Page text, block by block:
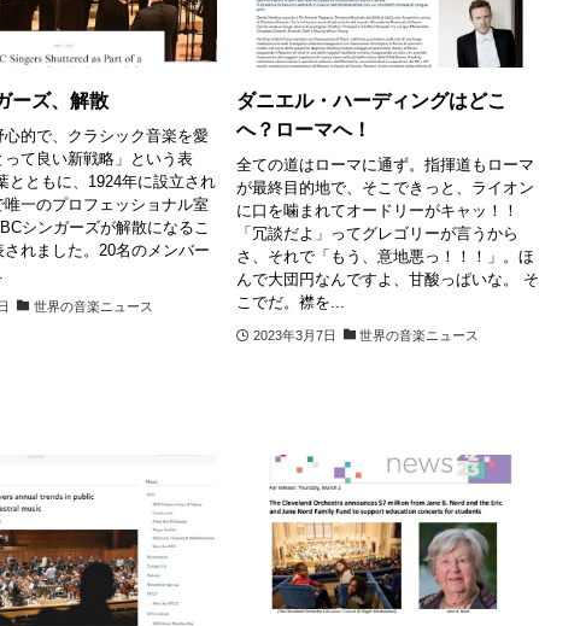
ーズ、解散
心的で、クラシック音楽を愛
て良い新戦略」という表
とともに、1924年に設立され
唯一のプロフェッショナル室
シンガーズが解散になるこ
されました。20名のメンバー
世界の音楽ニュース
ダニエル・ハーディングはどこ
へ？ローマへ！
全ての道はローマに通ず。指揮道もローマ
が最終目的地で、そこできっと、ライオン
に口を噛まれてオードリーがキャッ！！
「冗談だよ」ってグレゴリーが言うから
さ、それで「もう、意地悪っ！！！」。ほ
んで大団円なんですよ、甘酸っぱいな。 そ
こでだ。襟を...
2023年3月7日 世界の音楽ニュース